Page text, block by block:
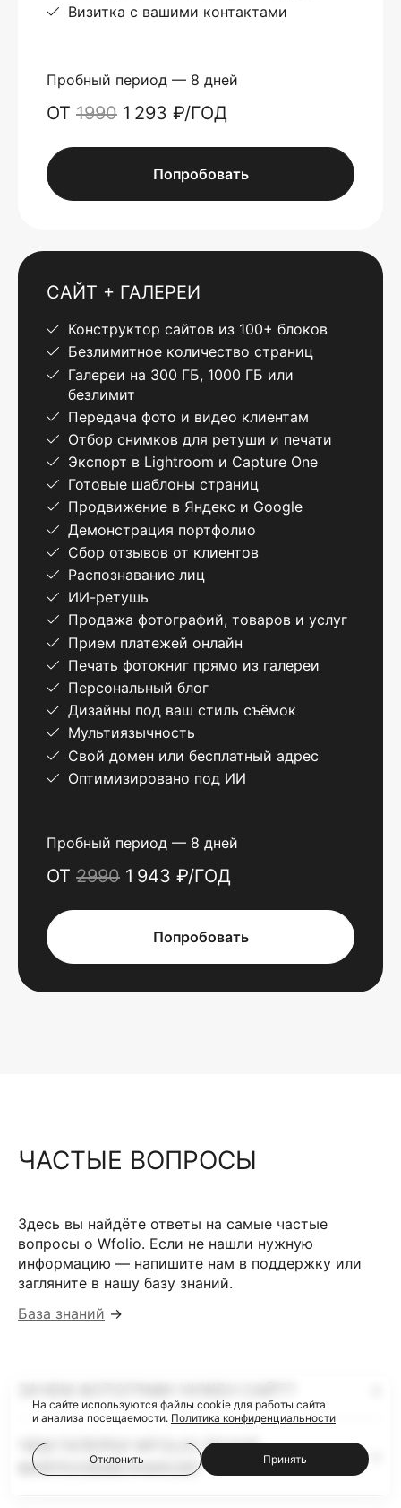
Визитка с вашими контактами
Пробный период — 8 дней
ОТ 1990 1 293 ₽/ГОД
Попробовать
САЙТ + ГАЛЕРЕИ
Конструктор сайтов из 100+ блоков
Безлимитное количество страниц
Галереи на 300 ГБ, 1000 ГБ или
безлимит
Передача фото и видео клиентам
Отбор снимков для ретуши и печати
Экспорт в Lightroom и Capture One
Готовые шаблоны страниц
Продвижение в Яндекс и Google
Демонстрация портфолио
Сбор отзывов от клиентов
Распознавание лиц
ИИ-ретушь
Продажа фотографий, товаров и услуг
Прием платежей онлайн
Печать фотокниг прямо из галереи
Персональный блог
Дизайны под ваш стиль съёмок
Мультиязычность
Свой домен или бесплатный адрес
Оптимизировано под ИИ
Пробный период — 8 дней
ОТ 2990 1 943 ₽/ГОД
Попробовать
ЧАСТЫЕ ВОПРОСЫ
Здесь вы найдёте ответы на самые частые
вопросы о Wfolio. Если не нашли нужную
информацию — напишите нам в поддержку или
загляните в нашу базу знаний.
База знаний →
ЧЕМ ГАЛЕРЕИ WFOLIO ЛУЧШЕ
ФАЙЛООБМЕННИКОВ?
На сайте используются файлы cookie для работы сайта
и анализа посещаемости. Политика конфиденциальности
Отклонить Принять